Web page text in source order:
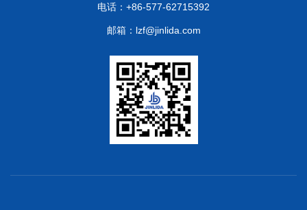
电话：+86-577-62715392
邮箱：lzf@jinlida.com